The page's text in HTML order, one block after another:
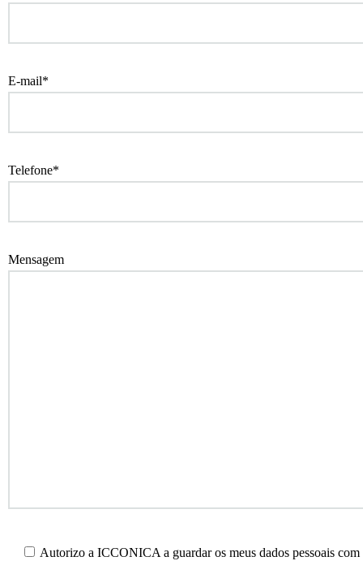
E-mail*
Telefone*
Mensagem
Autorizo a ICCONICA a guardar os meus dados pessoais